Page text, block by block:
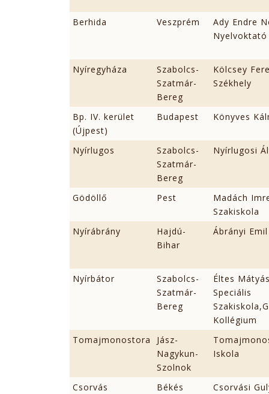
Berhida Veszprém
Ady Endre
Nyíregyháza
Szabolcs-
Szatmár-
Bereg
Kölcsey
Székhely
Bp. IV. kerület
(Újpest)
Budapest Könyves
Nyírlugos
Szabolcs-
Szatmár-
Bereg
Nyírlugosi
Gödöllő Pest
Madách
Szakiskola
Nyírábrány
Hajdú-
Bihar
Ábrányi
Nyírbátor
Szabolcs-
Szatmár-
Bereg
Éltes
Speciális
Kollégium
Tomajmonostora
Jász-
Nagykun-
Szolnok
Iskola
Csorvás Békés
Csorvási